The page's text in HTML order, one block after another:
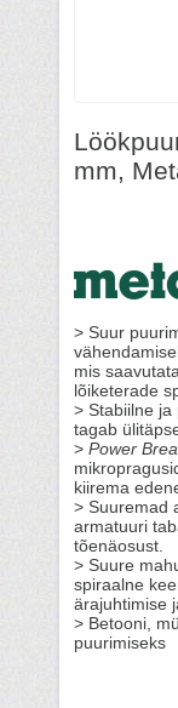
mm,
> Suur
mis
lõiketerade
> Stabiilne ja
tagab
> Power
kiirema
> Suuremad
armatuuri
tõenäosust.
> Suure
spiraalne
ärajuhtimise
> Betooni,
puurimiseks